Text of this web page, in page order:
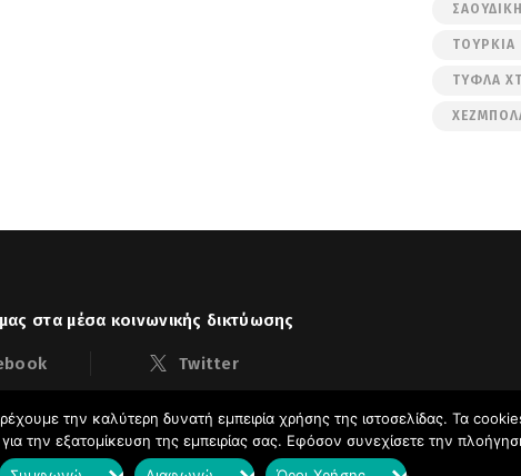
ΤΟΥΡΚΊΑ
ΤΥΦΛΆ
στα μέσα κοινωνικής δικτύωσης
Twitter
Ιστολόγιο © 2026. All Rights Reserved.
την καλύτερη δυνατή εμπειρία χρήσης της ιστοσελίδας. Τα
για την εξατομίκευση της εμπειρίας σας. Εφόσον συνεχίσετε την